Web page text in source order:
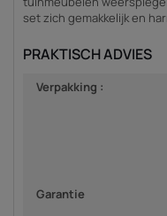
set zich gemakkelijk en
PRAKTISCH ADVIES
Verpakking :
Garantie